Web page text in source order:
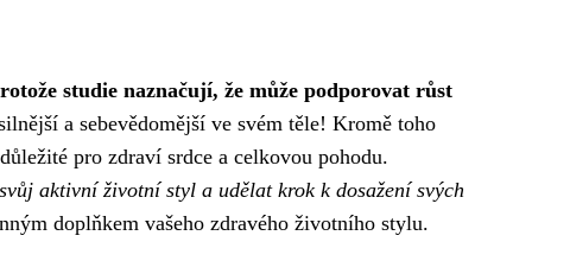
studie naznačují, že může podporovat růst
a sebevědomější ve svém těle! Kromě toho
pro zdraví srdce a celkovou pohodu.
aktivní životní styl a udělat krok k dosažení svých
doplňkem vašeho zdravého životního stylu.